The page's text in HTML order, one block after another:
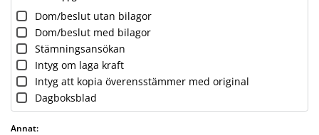
Dom/beslut utan bilagor
Dom/beslut med bilagor
Stämningsansökan
Intyg om laga kraft
Intyg att kopia överensstämmer med original
Dagboksblad
Annat: